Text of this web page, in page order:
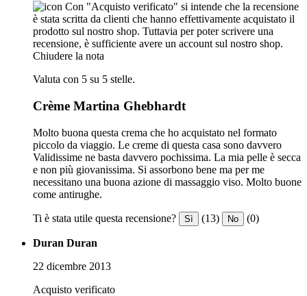
Con "Acquisto verificato" si intende che la recensione
è stata scritta da clienti che hanno effettivamente acquistato il
prodotto sul nostro shop. Tuttavia per poter scrivere una
recensione, è sufficiente avere un account sul nostro shop.
Chiudere la nota
Valuta con 5 su 5 stelle.
Crème Martina Ghebhardt
Molto buona questa crema che ho acquistato nel formato
piccolo da viaggio. Le creme di questa casa sono davvero
Validissime ne basta davvero pochissima. La mia pelle è secca
e non più giovanissima. Si assorbono bene ma per me
necessitano una buona azione di massaggio viso. Molto buone
come antirughe.
Ti è stata utile questa recensione? Sì (13) No (0)
Duran Duran
22 dicembre 2013
Acquisto verificato